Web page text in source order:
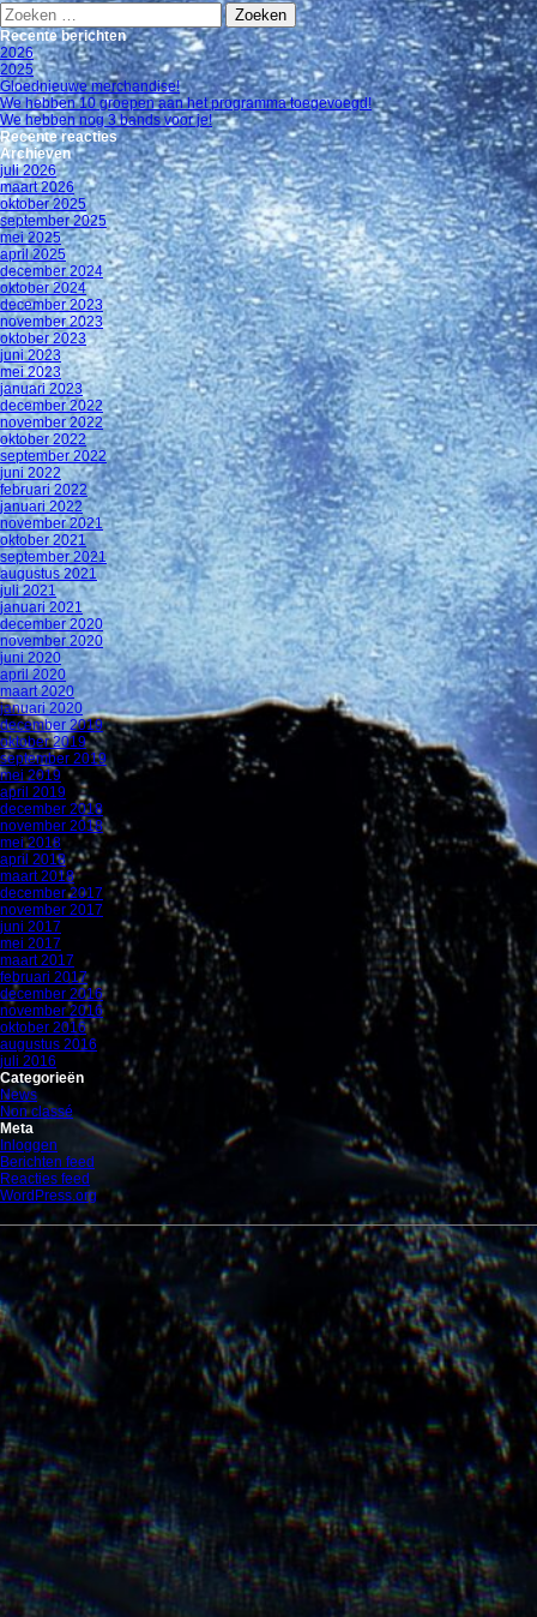
Zoeken
naar:
Recente berichten
2026
2025
Gloednieuwe merchandise!
We hebben 10 groepen aan het programma toegevoegd!
We hebben nog 3 bands voor je!
Recente reacties
Archieven
juli 2026
maart 2026
oktober 2025
september 2025
mei 2025
april 2025
december 2024
oktober 2024
december 2023
november 2023
oktober 2023
juni 2023
mei 2023
januari 2023
december 2022
november 2022
oktober 2022
september 2022
juni 2022
februari 2022
januari 2022
november 2021
oktober 2021
september 2021
augustus 2021
juli 2021
januari 2021
december 2020
november 2020
juni 2020
april 2020
maart 2020
januari 2020
december 2019
oktober 2019
september 2019
mei 2019
april 2019
december 2018
november 2018
mei 2018
april 2018
maart 2018
december 2017
november 2017
juni 2017
mei 2017
maart 2017
februari 2017
december 2016
november 2016
oktober 2016
augustus 2016
juli 2016
Categorieën
News
Non classé
Meta
Inloggen
Berichten feed
Reacties feed
WordPress.org